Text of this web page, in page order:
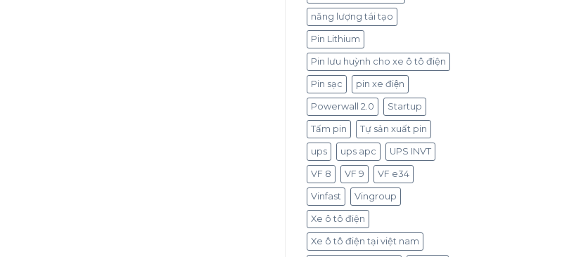
năng lượng tái tạo
Pin Lithium
Pin lưu huỳnh cho xe ô tô điện
Pin sạc pin xe điện
Powerwall 2.0 Startup
Tấm pin Tự sản xuất pin
ups ups apc UPS INVT
VF 8 VF 9 VF e34
Vinfast Vingroup
Xe ô tô điện
Xe ô tô điện tại việt nam